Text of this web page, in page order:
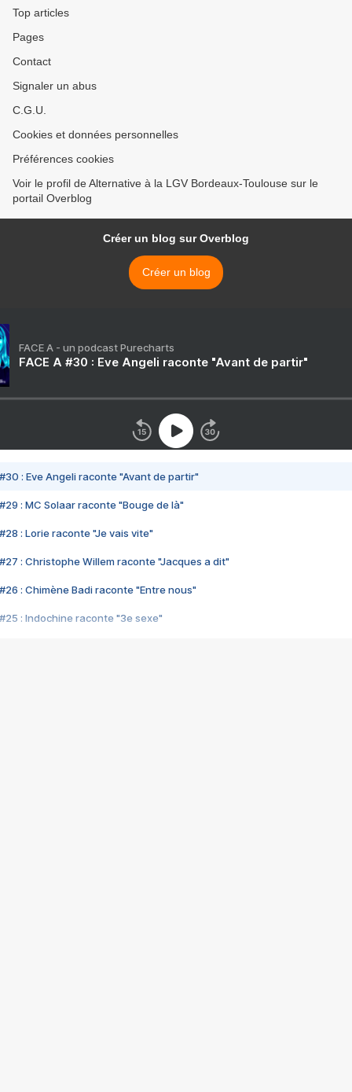
Top articles
Pages
Contact
Signaler un abus
C.G.U.
Cookies et données personnelles
Préférences cookies
Voir le profil de Alternative à la LGV Bordeaux-Toulouse sur le
portail Overblog
Créer un blog sur Overblog
Créer un blog
FACE A - un podcast Purecharts
FACE A #30 : Eve Angeli raconte "Avant de partir"
#30 : Eve Angeli raconte "Avant de partir"
#29 : MC Solaar raconte "Bouge de là"
#28 : Lorie raconte "Je vais vite"
#27 : Christophe Willem raconte "Jacques a dit"
#26 : Chimène Badi raconte "Entre nous"
#25 : Indochine raconte "3e sexe"